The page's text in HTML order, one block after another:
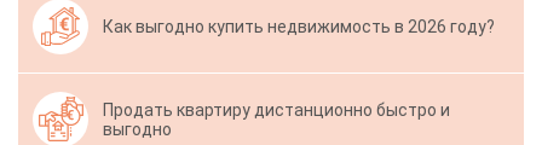
Как выгодно купить недвижимость в 2026 году?
Продать квартиру дистанционно быстро и
выгодно